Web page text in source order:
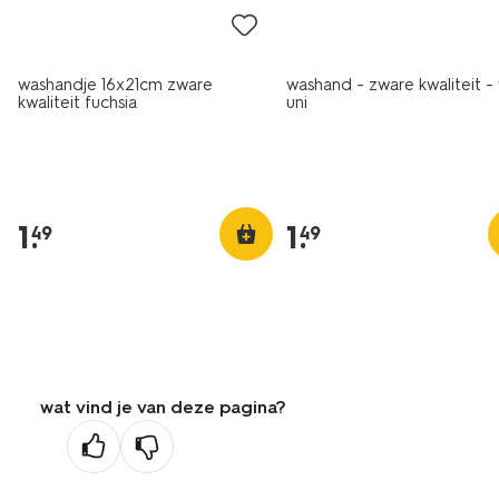
washandje 16x21cm zware
kwaliteit fuchsia
1.
49
washand - zware kwaliteit -
uni
1.
49
wat vind je van deze pagina?